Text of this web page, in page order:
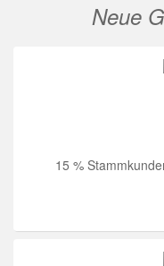
Neue
15 %